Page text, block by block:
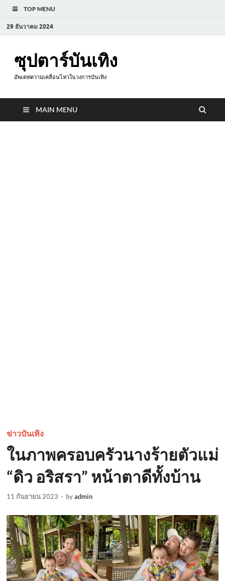
TOP MENU
29 ธันวาคม 2024
ซุปตาร์บันเทิง
อัพเดทความเคลื่อนไหวในวงการบันเทิง
MAIN MENU
ข่าวบันเทิง
ในภาพครอบครัวนางร้ายตัวแม่
“ดิว อริสรา” หน้าตาดีทั้งบ้าน
11 กันยายน 2023 - byadmin